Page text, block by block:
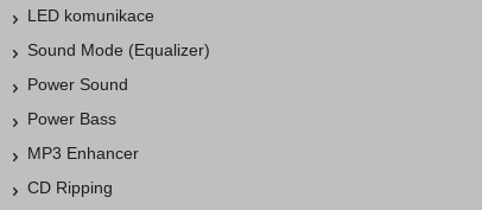
LED komunikace
Sound Mode (Equalizer)
Power Sound
Power Bass
MP3 Enhancer
CD Ripping